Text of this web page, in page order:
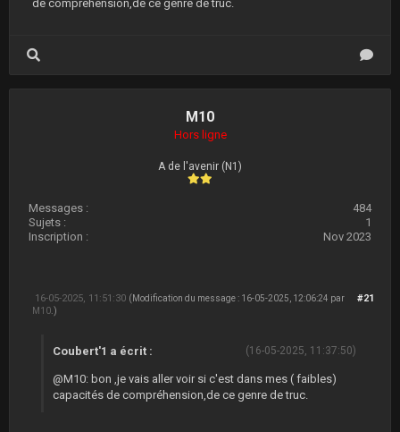
de compréhension,de ce genre de truc.
M10
Hors ligne
A de l'avenir (N1)
Messages :
484
Sujets :
1
Inscription :
Nov 2023
#21
16-05-2025, 11:51:30 (Modification du message : 16-05-2025, 12:06:24 par
M10 .)
(16-05-2025, 11:37:50)
Coubert'1 a écrit :
@M10: bon ,je vais aller voir si c'est dans mes ( faibles)
capacités de compréhension,de ce genre de truc.